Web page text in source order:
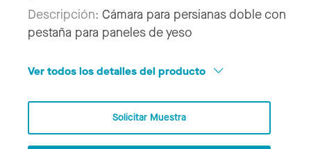
Descripción: Cámara para persianas doble con
pestaña para paneles de yeso
Ver todos los detalles del producto
Solicitar Muestra